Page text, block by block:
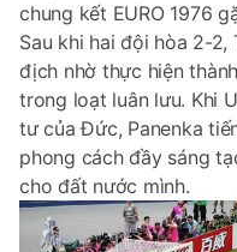
chung kết EURO 1976
Sau khi hai đội hòa 2-
địch nhờ thực hiện
trong loạt luân lưu. Khi
tư của Đức, Panenka
phong cách đầy sáng
cho đất nước mình.